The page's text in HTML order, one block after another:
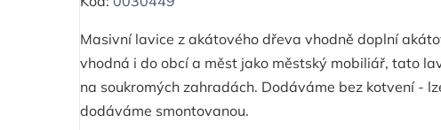
je
0,0
z
5
Masivní lavice z akátového dřeva vhodně doplní
vhodná i do obcí a měst jako městský mobiliář, tato
na soukromých zahradách. Dodáváme bez kotvení -
dodáváme smontovanou.